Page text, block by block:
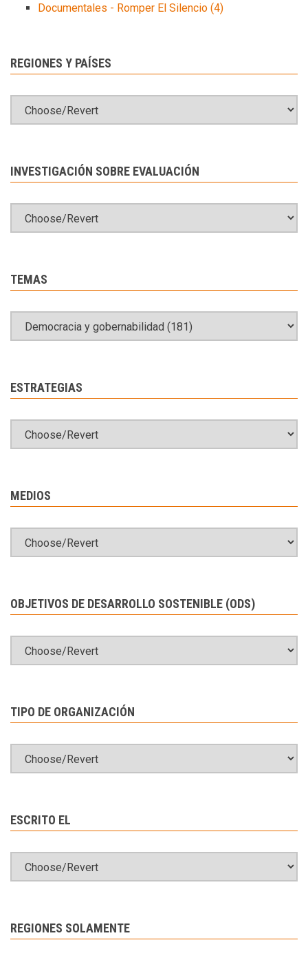
Documentales - Romper El Silencio (4)
REGIONES Y PAÍSES
INVESTIGACIÓN SOBRE EVALUACIÓN
TEMAS
ESTRATEGIAS
MEDIOS
OBJETIVOS DE DESARROLLO SOSTENIBLE (ODS)
TIPO DE ORGANIZACIÓN
ESCRITO EL
REGIONES SOLAMENTE